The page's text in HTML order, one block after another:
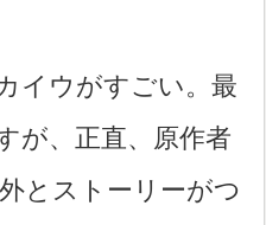
イウがすごい。最
が、正直、原作者
とストーリーがつ